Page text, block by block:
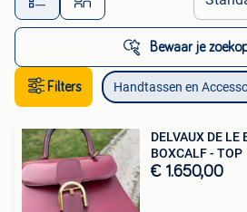
Bewaar je
Filters Handtassen en
DELVAUX DE
BOXCALF - TOP
€ 1.650,00